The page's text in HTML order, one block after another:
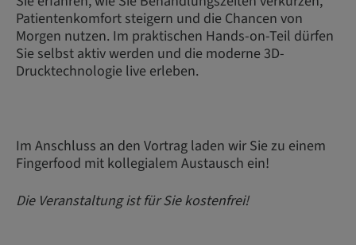
Patientenkomfort steigern und die Chancen von
Morgen nutzen. Im praktischen Hands-on-Teil dürfen
Sie selbst aktiv werden und die moderne 3D-
Drucktechnologie live erleben.
Im Anschluss an den Vortrag laden wir Sie zu einem
Fingerfood mit kollegialem Austausch ein!
Die Veranstaltung ist für Sie kostenfrei!